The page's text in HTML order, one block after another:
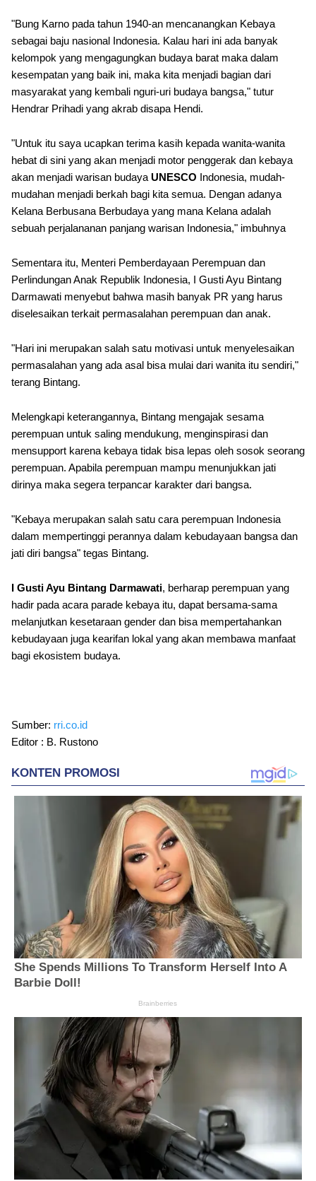
"Bung Karno pada tahun 1940-an mencanangkan Kebaya
sebagai baju nasional Indonesia. Kalau hari ini ada banyak
kelompok yang mengagungkan budaya barat maka dalam
kesempatan yang baik ini, maka kita menjadi bagian dari
masyarakat yang kembali nguri-uri budaya bangsa," tutur
Hendrar Prihadi yang akrab disapa Hendi.
"Untuk itu saya ucapkan terima kasih kepada wanita-wanita
hebat di sini yang akan menjadi motor penggerak dan kebaya
akan menjadi warisan budaya UNESCO Indonesia, mudah-
mudahan menjadi berkah bagi kita semua. Dengan adanya
Kelana Berbusana Berbudaya yang mana Kelana adalah
sebuah perjalananan panjang warisan Indonesia," imbuhnya
Sementara itu, Menteri Pemberdayaan Perempuan dan
Perlindungan Anak Republik Indonesia, I Gusti Ayu Bintang
Darmawati menyebut bahwa masih banyak PR yang harus
diselesaikan terkait permasalahan perempuan dan anak.
"Hari ini merupakan salah satu motivasi untuk menyelesaikan
permasalahan yang ada asal bisa mulai dari wanita itu sendiri,"
terang Bintang.
Melengkapi keterangannya, Bintang mengajak sesama
perempuan untuk saling mendukung, menginspirasi dan
mensupport karena kebaya tidak bisa lepas oleh sosok seorang
perempuan. Apabila perempuan mampu menunjukkan jati
dirinya maka segera terpancar karakter dari bangsa.
"Kebaya merupakan salah satu cara perempuan Indonesia
dalam mempertinggi perannya dalam kebudayaan bangsa dan
jati diri bangsa" tegas Bintang.
I Gusti Ayu Bintang Darmawati, berharap perempuan yang
hadir pada acara parade kebaya itu, dapat bersama-sama
melanjutkan kesetaraan gender dan bisa mempertahankan
kebudayaan juga kearifan lokal yang akan membawa manfaat
bagi ekosistem budaya.
Sumber: rri.co.id
Editor : B. Rustono